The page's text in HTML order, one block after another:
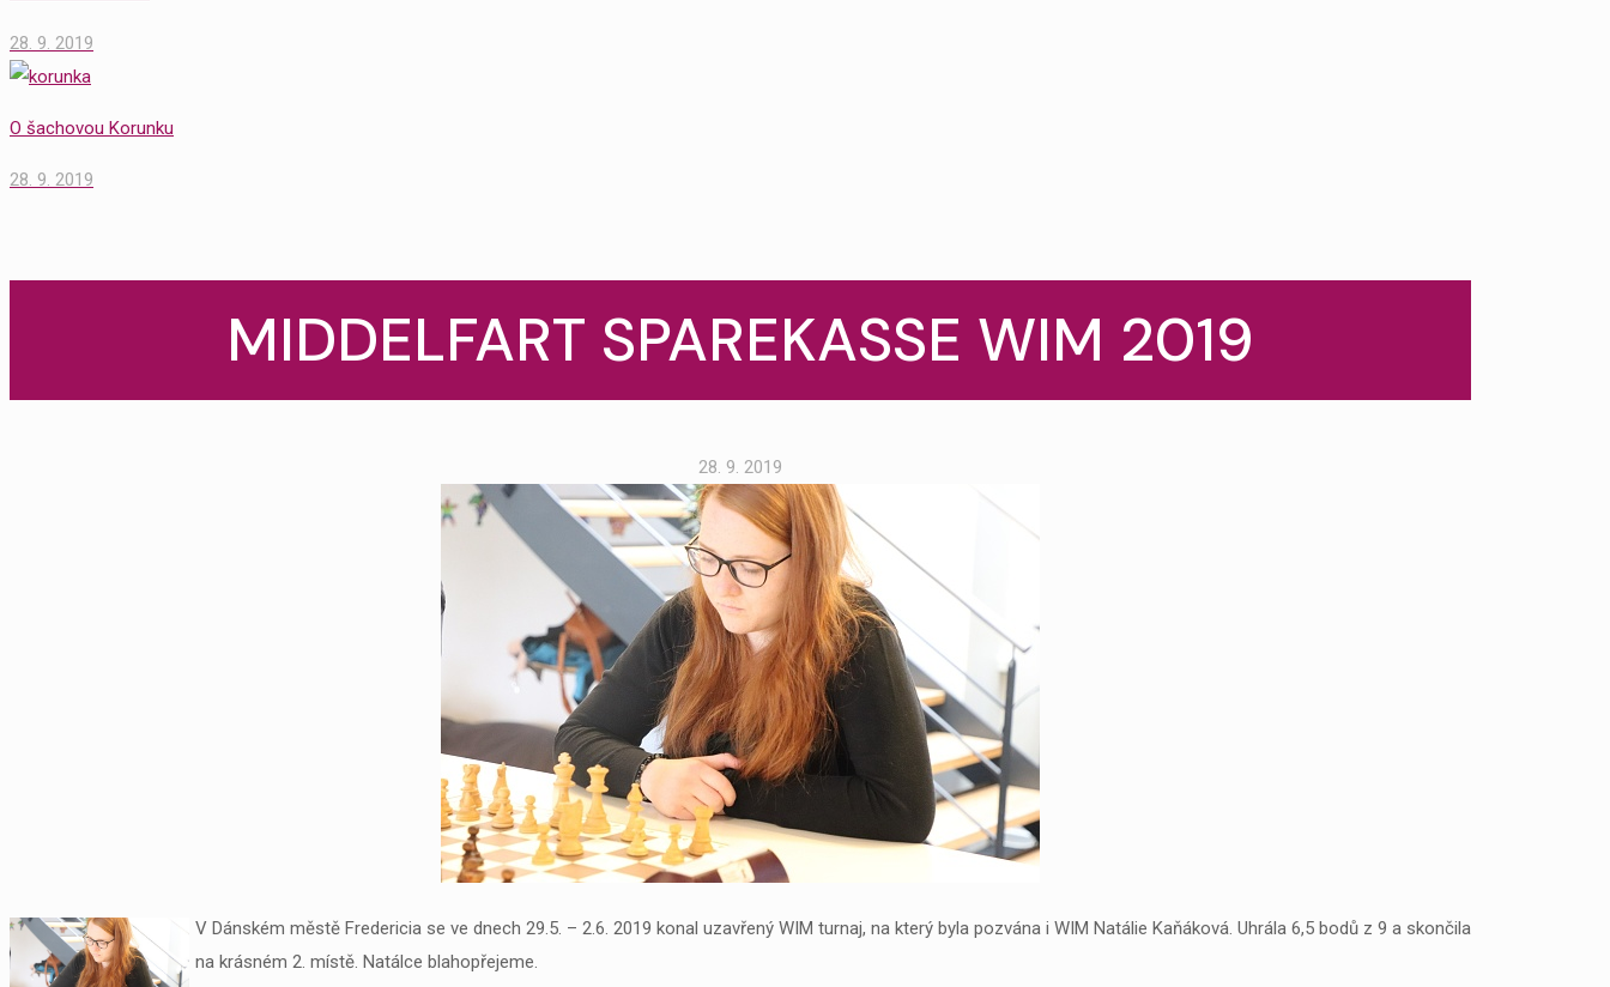
28. 9. 2019
O šachovou Korunku
28. 9. 2019
MIDDELFART SPAREKASSE WIM 2019
28. 9. 2019
V Dánském městě Fredericia se ve dnech 29.5. – 2.6. 2019 konal uzavřený WIM turnaj, na který byla pozvána i WIM Natálie Kaňáková. Uhrála 6,5 bodů z 9 a skončila
na krásném 2. místě. Natálce blahopřejeme.